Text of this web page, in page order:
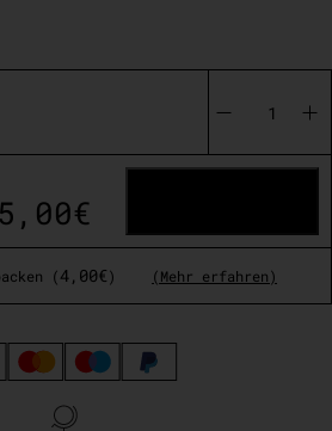
(4,00€) (Mehr erfahren)
quantity
€